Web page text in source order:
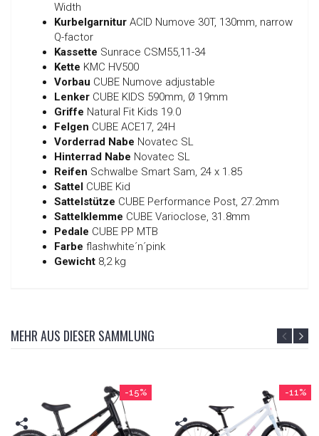
Width
Kurbelgarnitur ACID Numove 30T, 130mm, narrow
Q-factor
Kassette Sunrace CSM55,11-34
Kette KMC HV500
Vorbau CUBE Numove adjustable
Lenker CUBE KIDS 590mm, Ø 19mm
Griffe Natural Fit Kids 19.0
Felgen CUBE ACE17, 24H
Vorderrad Nabe Novatec SL
Hinterrad Nabe Novatec SL
Reifen Schwalbe Smart Sam, 24 x 1.85
Sattel CUBE Kid
Sattelstütze CUBE Performance Post, 27.2mm
Sattelklemme CUBE Varioclose, 31.8mm
Pedale CUBE PP MTB
Farbe flashwhite´n´pink
Gewicht 8,2 kg
MEHR AUS DIESER SAMMLUNG
-15% -11%